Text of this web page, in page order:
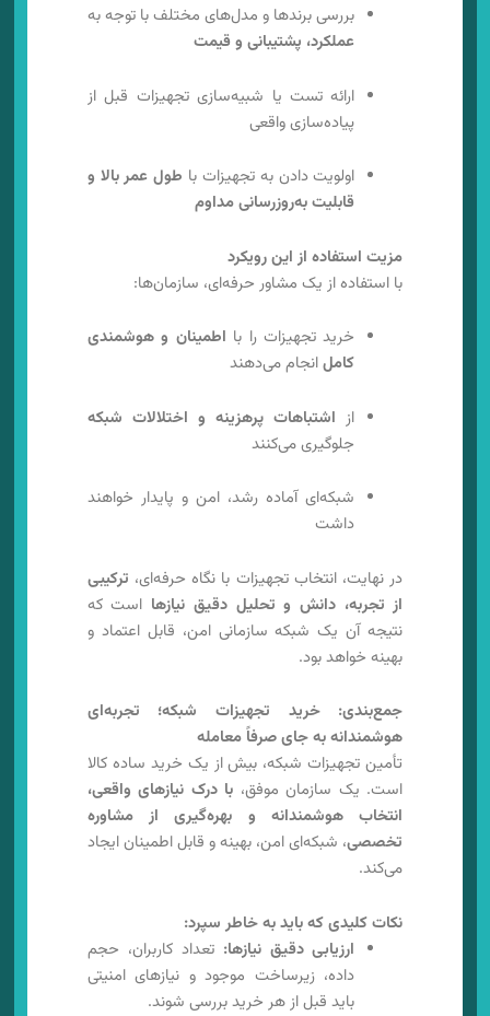
بررسی برندها و مدل‌های مختلف با توجه به
عملکرد، پشتیبانی و قیمت
ارائه تست یا شبیه‌سازی تجهیزات قبل از
پیاده‌سازی واقعی
اولویت دادن به تجهیزات با طول عمر بالا و
قابلیت به‌روزرسانی مداوم
مزیت استفاده از این رویکرد
با استفاده از یک مشاور حرفه‌ای، سازمان‌ها:
خرید تجهیزات را با اطمینان و هوشمندی
کاملانجام می‌دهند
از اشتباهات پرهزینه و اختلالات شبکه
جلوگیری می‌کنند
شبکه‌ای آماده رشد، امن و پایدار خواهند
داشت
در نهایت، انتخاب تجهیزات با نگاه حرفه‌ای، ترکیبی
از تجربه، دانش و تحلیل دقیق نیازها است که
نتیجه آن یک شبکه سازمانی امن، قابل اعتماد و
بهینه خواهد بود.
جمع‌بندی: خرید تجهیزات شبکه؛ تجربه‌ای
هوشمندانه به جای صرفاً معامله
تأمین تجهیزات شبکه، بیش از یک خرید ساده کالا
است. یک سازمان موفق، با درک نیازهای واقعی،
انتخاب هوشمندانه و بهره‌گیری از مشاوره
تخصصی، شبکه‌ای امن، بهینه و قابل اطمینان ایجاد
می‌کند.
نکات کلیدی که باید به خاطر سپرد:
ارزیابی دقیق نیازها: تعداد کاربران، حجم
داده، زیرساخت موجود و نیازهای امنیتی
باید قبل از هر خرید بررسی شوند.